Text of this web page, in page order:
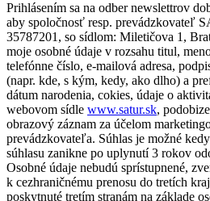
Prihlásením sa na odber newslettrov
aby spoločnosť resp. prevádzkovateľ
35787201, so sídlom: Miletičova 1,
moje osobné údaje v rozsahu titul,
telefónne číslo, e-mailová adresa,
(napr. kde, s kým, kedy, ako dlho) a
dátum narodenia, cokies, údaje o
webovom sídle www.satur.sk,
obrazový záznam za účelom
prevádzkovateľa. Súhlas je možné
súhlasu zanikne po uplynutí 3 rokov
Osobné údaje nebudú sprístupnené,
k cezhraničnému prenosu do tretích
poskytnuté tretím stranám na základe